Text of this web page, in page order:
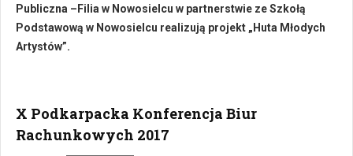
Publiczna –Filia w Nowosielcu w partnerstwie ze Szkołą
Podstawową w Nowosielcu realizują projekt „Huta Młodych
Artystów”.
X Podkarpacka Konferencja Biur
Rachunkowych 2017